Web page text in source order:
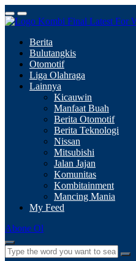
Berita
Bulutangkis
Otomotif
Liga Olahraga
Lainnya
Kicauwin
Manfaat Buah
Berita Otomotif
Berita Teknologi
Nissan
Mitsubishi
Jalan Jajan
Komunitas
Kombitainment
Mancing Mania
My Feed
Abone Ol